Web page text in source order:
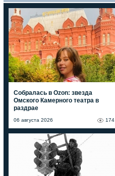
Собралась в Ozon: звезда
Омского Камерного театра в
раздрае
174
06 августа 2026